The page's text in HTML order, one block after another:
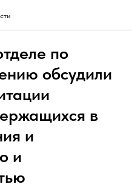
по
обсудили
в
и
и